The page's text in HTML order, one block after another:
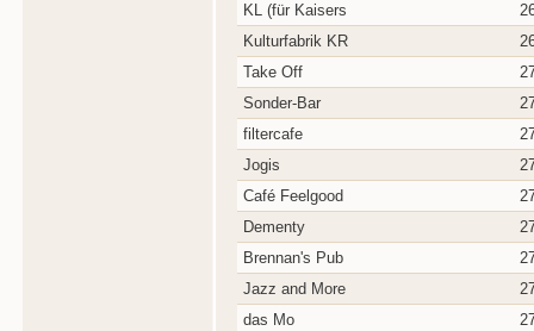
KL (für Kaisers
Kulturfabrik KR
Take Off
Sonder-Bar
filtercafe
Jogis
Café Feelgood
Dementy
Brennan's Pub
Jazz and More
das Mo